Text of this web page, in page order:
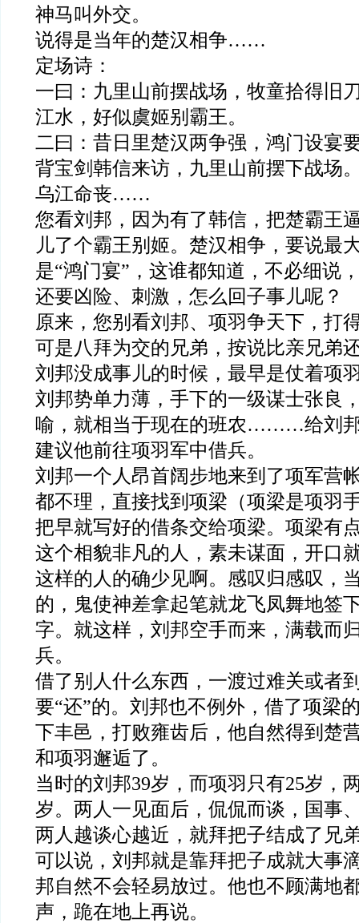
神马叫外交。
说得是当年的楚汉相争……
定场诗：
一曰：九里山前摆战场，牧童拾得旧
江水，好似虞姬别霸王。
二曰：昔日里楚汉两争强，鸿门设宴
背宝剑韩信来访，九里山前摆下战场
乌江命丧……
您看刘邦，因为有了韩信，把楚霸王
儿了个霸王别姬。楚汉相争，要说最
是“鸿门宴”，这谁都知道，不必细说
还要凶险、刺激，怎么回子事儿呢？
原来，您别看刘邦、项羽争天下，打
可是八拜为交的兄弟，按说比亲兄弟
刘邦没成事儿的时候，最早是仗着项
刘邦势单力薄，手下的一级谋士张良
喻，就相当于现在的班农………给刘
建议他前往项羽军中借兵。
刘邦一个人昂首阔步地来到了项军营
都不理，直接找到项梁（项梁是项羽
把早就写好的借条交给项梁。项梁有
这个相貌非凡的人，素未谋面，开口
这样的人的确少见啊。感叹归感叹，
的，鬼使神差拿起笔就龙飞凤舞地签
字。就这样，刘邦空手而来，满载而
兵。
借了别人什么东西，一渡过难关或者
要“还”的。刘邦也不例外，借了项梁
下丰邑，打败雍齿后，他自然得到楚
和项羽邂逅了。
当时的刘邦39岁，而项羽只有25岁，
岁。两人一见面后，侃侃而谈，国事
两人越谈心越近，就拜把子结成了兄
可以说，刘邦就是靠拜把子成就大事
邦自然不会轻易放过。他也不顾满地
声，跪在地上再说。